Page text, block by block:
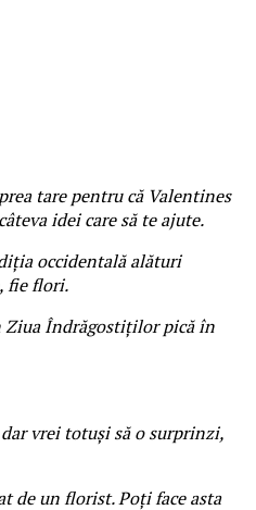
tare pentru că Valentines
idei care să te ajute.
occidentală alături
fie flori.
Ziua Îndrăgostiților pică în
vrei totuși să o surprinzi,
de un florist. Poți face asta